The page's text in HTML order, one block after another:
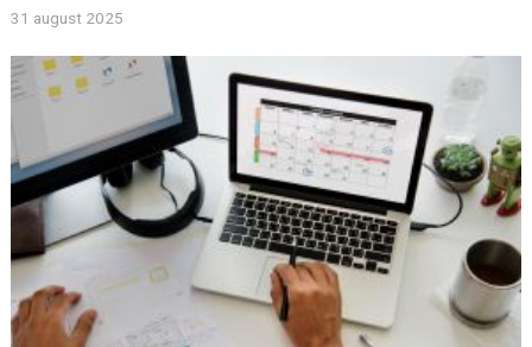
31 august 2025